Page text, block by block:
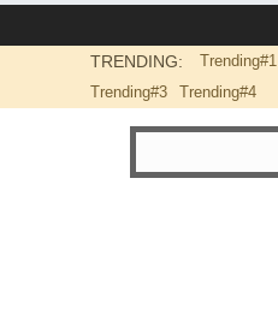
TRENDING: Trending#1
Trending#3
Trending#4